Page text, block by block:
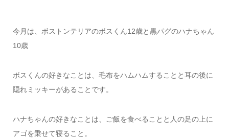
今月は、ボストンテリアのボスくん12歳と黒パグのハナちゃん
10歳
ボスくんの好きなことは、毛布をハムハムすることと耳の後に
隠れミッキーがあることです。
ハナちゃんの好きなことは、ご飯を食べることと人の足の上に
アゴを乗せて寝ること。